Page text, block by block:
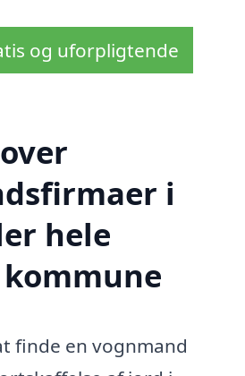
og uforpligtende
i
hele
finde en vognmand